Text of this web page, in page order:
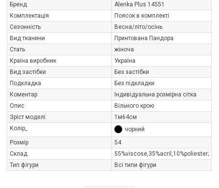
Бренд
Alenka Plus 14551
Комплектація
Поясок в комплекті
Сезонність
Весна/літо/осінь
Вид тканини
Принтована Пандора
Стать
жіноча
Країна виробник
Україна
Вид застібки
Без застібки
Подкладка
Без підкладки
Коментар
Індивідуальна розмірна сітка
Опис
Вільного крою
Зріст моделі
1м64см
Колір_
чорний
Розмір
54
Склад
55%viscose,35%aсril,10%poliester;
Тип фігури
Всі типи фігури